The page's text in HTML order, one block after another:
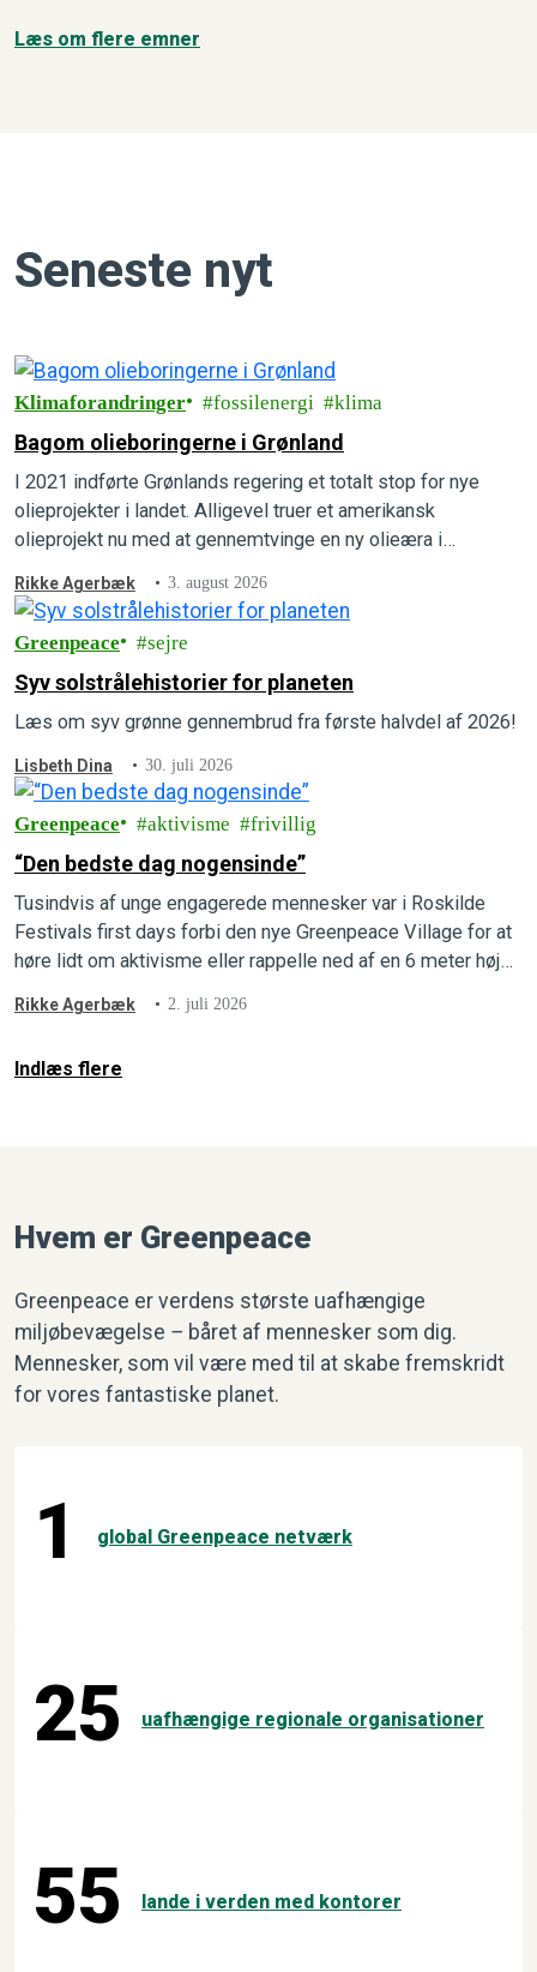
Læs om flere emner
Seneste nyt
Klimaforandringer fossilenergi klima
Bagom olieboringerne i Grønland
I 2021 indførte Grønlands regering et totalt stop for nye
olieprojekter i landet. Alligevel truer et amerikansk
olieprojekt nu med at gennemtvinge en ny olieæra i
hvad der er på spil, og hvad der kan gøres for at forhindre
det i at ske.
Rikke Agerbæk 3. august 2026
Greenpeace sejre
Syv solstrålehistorier for planeten
Læs om syv grønne gennembrud fra første halvdel af 2026!
Lisbeth Dina 30. juli 2026
Greenpeace aktivisme frivillig
“Den bedste dag nogensinde”
Tusindvis af unge engagerede mennesker var i Roskilde
Festivals first days forbi den nye Greenpeace Village for at
høre lidt om aktivisme eller rappelle ned af en 6 meter høj
Rikke Agerbæk 2. juli 2026
Indlæs flere
Hvem er Greenpeace
Greenpeace er verdens største uafhængige
miljøbevægelse – båret af mennesker som dig.
Mennesker, som vil være med til at skabe fremskridt
for vores fantastiske planet.
1 global Greenpeace netværk
25 uafhængige regionale organisationer
55 lande i verden med kontorer